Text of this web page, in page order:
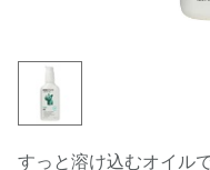
すっと溶け込むオイル